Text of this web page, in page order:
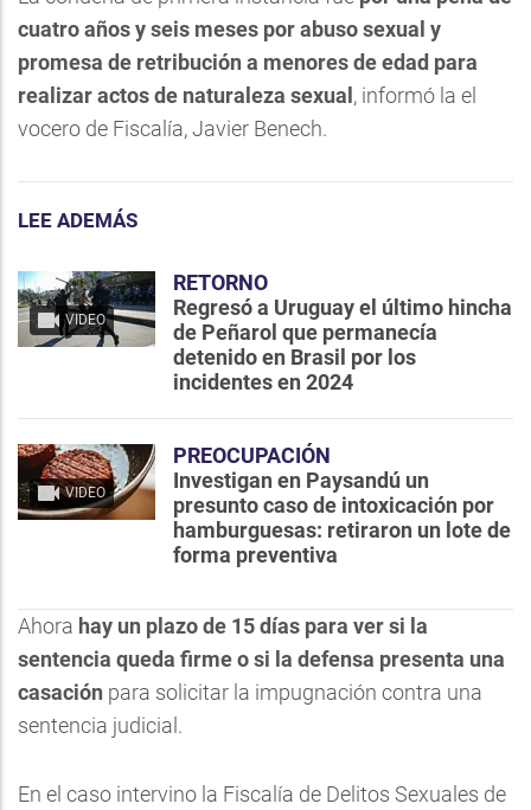
cuatro años y seis meses por abuso sexual y
promesa de retribución a menores de edad para
realizar actos de naturaleza sexual , informó la el
vocero de Fiscalía, Javier Benech.
LEE ADEMÁS
VIDEO
RETORNO
Regresó a Uruguay el último hincha
de Peñarol que permanecía
detenido en Brasil por los
incidentes en 2024
VIDEO
PREOCUPACIÓN
Investigan en Paysandú un
presunto caso de intoxicación por
hamburguesas: retiraron un lote de
forma preventiva
Ahora hay un plazo de 15 días para ver si la
sentencia queda firme o si la defensa presenta una
casación para solicitar la impugnación contra una
sentencia judicial.
En el caso intervino la Fiscalía de Delitos Sexuales de